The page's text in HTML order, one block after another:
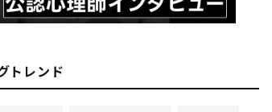
トレンド